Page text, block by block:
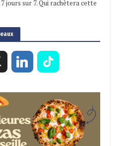
jours sur 7. Qui rachètera cette